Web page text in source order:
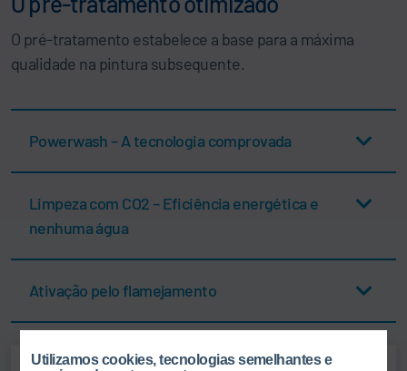
Utilizamos cookies, tecnologias semelhantes e
O pré-tratamento estabelece a base para a máxima
qualidade na pintura subsequente.
Powerwash – A tecnologia comprovada
Limpeza com CO2 – Eficiência energética e
nenhuma água
Ativação pelo flamejamento